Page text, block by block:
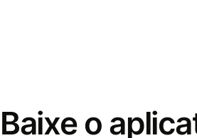
Baixe o